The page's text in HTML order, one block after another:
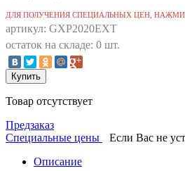
ДЛЯ ПОЛУЧЕНИЯ СПЕЦИАЛЬНЫХ ЦЕН,
артикул: GXP2020EXT
остаток на складе: 0 шт.
Купить
Товар отсутствует
Предзаказ
Специальные цены
Если Вас не
Описание